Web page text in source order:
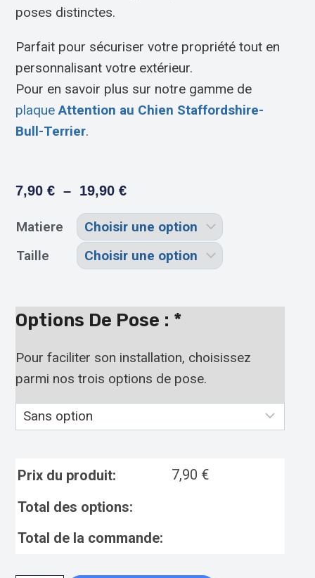
poses distinctes.
Parfait pour sécuriser votre propriété tout en
personnalisant votre extérieur.
Pour en savoir plus sur notre gamme de
plaqueAttention au Chien Staffordshire-
Bull-Terrier.
7,90€ – 19,90€
Matiere
Taille
Options De Pose : *
Pour faciliter son installation, choisissez
parmi nos trois options de pose.
Prix du produit: 7,90 €
Total des options:
Total de la commande: